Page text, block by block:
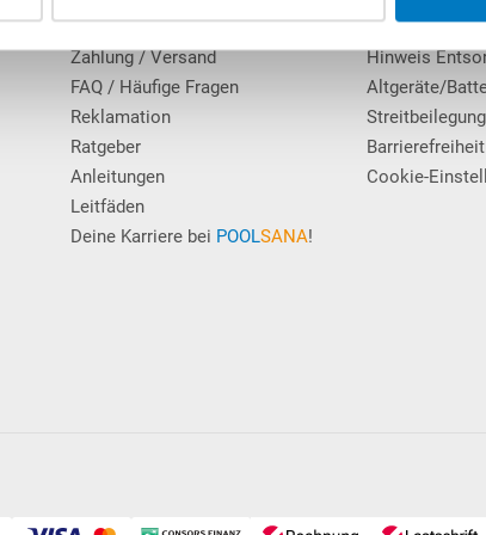
Erfahrungen unserer Kunden
Zahlung / Versand
FAQ / Häufige Fragen
Reklamation
Ratgeber
Anleitungen
Leitfäden
Deine Karriere bei POOLSANA!
Datenschutz
Hinweis
Altgeräte/
Streitbeilegung
Barrierefreiheit
Cookie-